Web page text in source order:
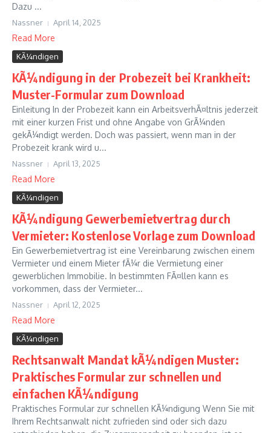
Dazu ...
Nassner April 14, 2025
Read More
KÃ¼ndigen
KÃ¼ndigung in der Probezeit bei Krankheit:
Muster-Formular zum Download
Einleitung In der Probezeit kann ein ArbeitsverhÃ¤ltnis jederzeit
mit einer kurzen Frist und ohne Angabe von GrÃ¼nden
gekÃ¼ndigt werden. Doch was passiert, wenn man in der
Probezeit krank wird u...
Nassner April 13, 2025
Read More
KÃ¼ndigen
KÃ¼ndigung Gewerbemietvertrag durch
Vermieter: Kostenlose Vorlage zum Download
Ein Gewerbemietvertrag ist eine Vereinbarung zwischen einem
Vermieter und einem Mieter fÃ¼r die Vermietung einer
gewerblichen Immobilie. In bestimmten FÃ¤llen kann es
vorkommen, dass der Vermieter...
Nassner April 12, 2025
Read More
KÃ¼ndigen
Rechtsanwalt Mandat kÃ¼ndigen Muster:
Praktisches Formular zur schnellen und
einfachen KÃ¼ndigung
Praktisches Formular zur schnellen KÃ¼ndigung Wenn Sie mit
Ihrem Rechtsanwalt nicht zufrieden sind oder sich dazu